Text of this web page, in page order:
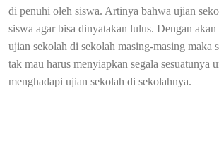
di penuhi oleh siswa. Artinya bahwa ujian
siswa agar bisa dinyatakan lulus. Dengan
ujian sekolah di sekolah masing-masing maka
tak mau harus menyiapkan segala sesuatunya
menghadapi ujian sekolah di sekolahnya.